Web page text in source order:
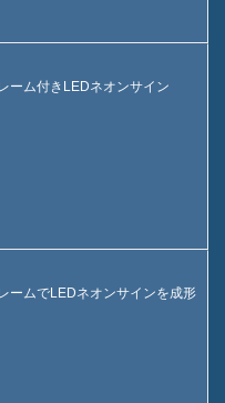
ーム付きLEDネオンサイン
ームでLEDネオンサインを成形